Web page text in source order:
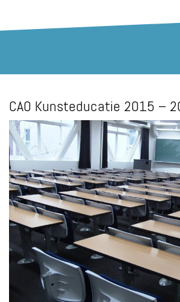
CAO Kunsteducatie 2015 –